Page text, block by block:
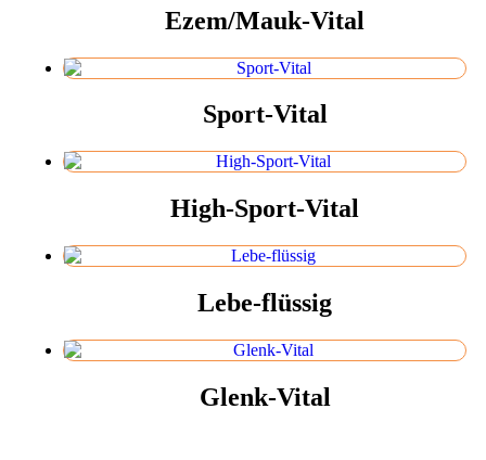
Ezem/Mauk-Vital
Sport-Vital
High-Sport-Vital
Lebe-flüssig
Glenk-Vital